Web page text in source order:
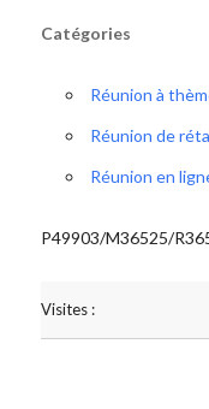
Catégories
Réunion à
Réunion de
Réunion en
P49903/M36525/
Visites :